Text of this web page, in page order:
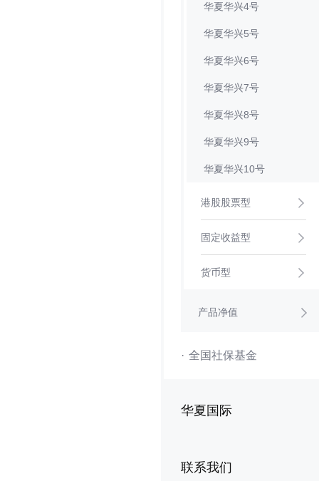
华夏华兴4号
华夏华兴5号
华夏华兴6号
华夏华兴7号
华夏华兴8号
华夏华兴9号
华夏华兴10号
港股股票型
固定收益型
货币型
产品净值
· 全国社保基金
华夏国际
联系我们